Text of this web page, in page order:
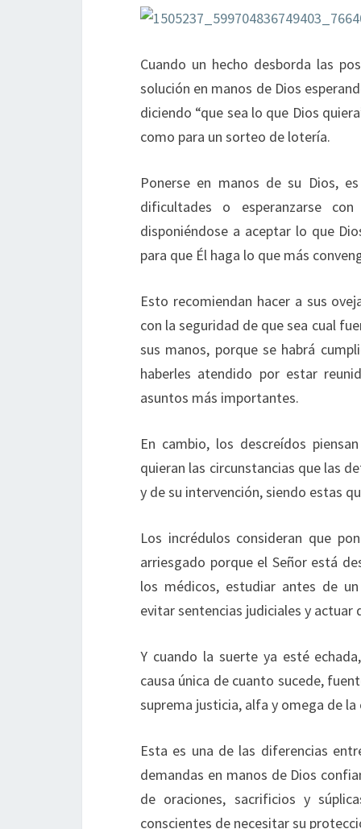
Cuando un hecho desborda las
solución en manos de Dios
diciendo “que sea lo que Dios
como para un sorteo de lotería.
Ponerse en manos de su Dios,
dificultades o esperanzarse
disponiéndose a aceptar lo que
para que Él haga lo que más
Esto recomiendan hacer a sus
con la seguridad de que sea cual
sus manos, porque se habrá
haberles atendido por estar
asuntos más importantes.
En cambio, los descreídos
quieran las circunstancias que las
y de su intervención, siendo estas
Los incrédulos consideran que
arriesgado porque el Señor está
los médicos, estudiar antes de
evitar sentencias judiciales y actuar
Y cuando la suerte ya esté
causa única de cuanto sucede,
suprema justicia, alfa y omega de
Esta es una de las diferencias
demandas en manos de Dios
de oraciones, sacrificios y
conscientes de necesitar su